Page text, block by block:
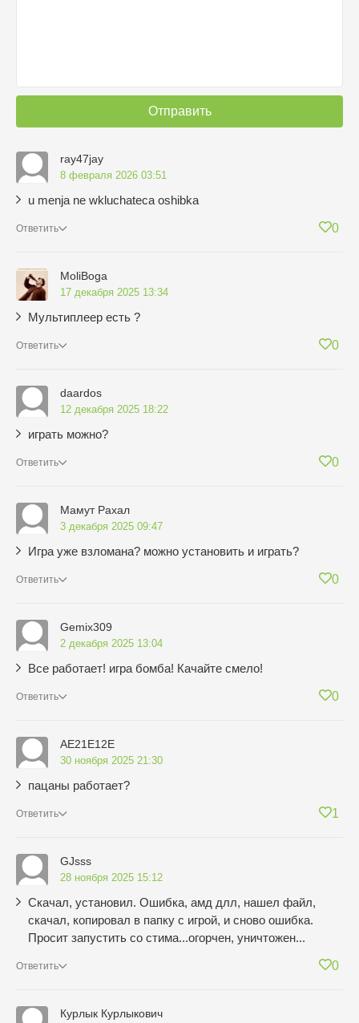
Отправить
ray47jay
8 февраля 2026 03:51
u menja ne wkluchateca oshibka
Ответить 0
MoliBoga
17 декабря 2025 13:34
Мультиплеер есть ?
Ответить 0
daardos
12 декабря 2025 18:22
играть можно?
Ответить 0
Мамут Рахал
3 декабря 2025 09:47
Игра уже взломана? можно установить и играть?
Ответить 0
Gemix309
2 декабря 2025 13:04
Все работает! игра бомба! Качайте смело!
Ответить 0
AE21E12E
30 ноября 2025 21:30
пацаны работает?
Ответить 1
GJsss
28 ноября 2025 15:12
Скачал, установил. Ошибка, амд длл, нашел файл,
скачал, копировал в папку с игрой, и сново ошибка.
Просит запустить со стима...огорчен, уничтожен...
Ответить 0
Курлык Курлыкович